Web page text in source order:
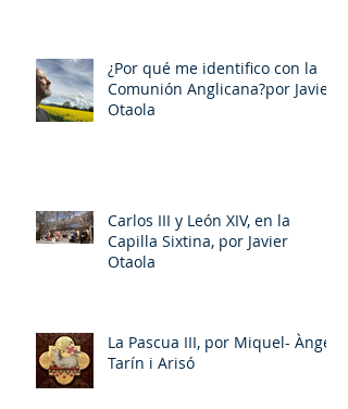
¿Por qué me identifico con la
Comunión Anglicana?por Javier
Otaola
Carlos III y León XIV, en la
Capilla Sixtina, por Javier
Otaola
La Pascua III, por Miquel- Àngel
Tarín i Arisó